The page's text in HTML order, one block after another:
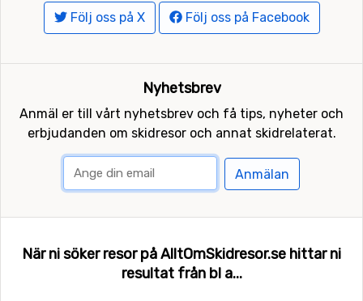
Följ oss på X Följ oss på Facebook
Nyhetsbrev
Anmäl er till vårt nyhetsbrev och få tips, nyheter och
erbjudanden om skidresor och annat skidrelaterat.
Anmälan
När ni söker resor på AlltOmSkidresor.se hittar ni
resultat från bl a...